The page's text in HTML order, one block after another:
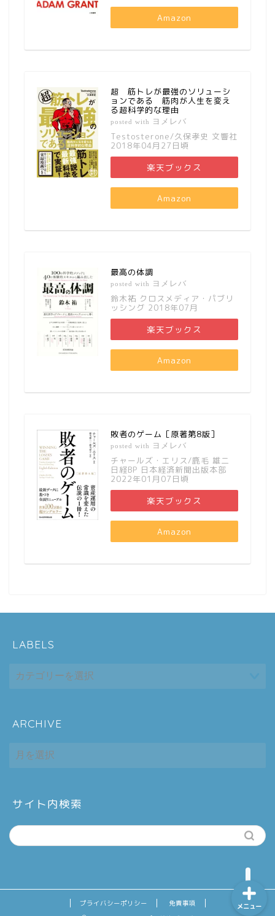
Amazon
超 筋トレが最強のソリューシ
ョンである 筋肉が人生を変え
る超科学的な理由
posted with ヨメレバ
Testosterone/久保孝史 文響社
2018年04月27日頃
楽天ブックス
Amazon
最高の体調
posted with ヨメレバ
鈴木祐 クロスメディア・パブリ
ッシング 2018年07月
楽天ブックス
Amazon
敗者のゲーム［原著第8版］
posted with ヨメレバ
チャールズ・エリス/鹿毛 雄二
日経BP 日本経済新聞出版本部
2022年01月07日頃
楽天ブックス
Amazon
LABELS
ARCHIVE
ARCHIVE
サイト内検索
プライバシーポリシー
免責事項
メニュー